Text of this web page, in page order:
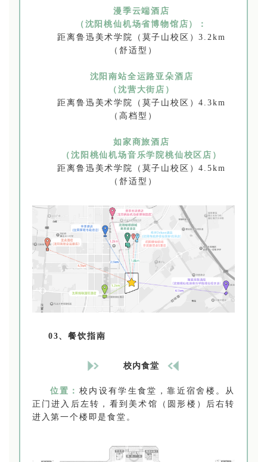
漫季云端酒店
（沈阳桃仙机场省博物馆店）：
距离鲁迅美术学院（莫子山校区）3.2km
（舒适型）
沈阳南站全运路亚朵酒店
（沈营大街店）
距离鲁迅美术学院（莫子山校区）4.3km
（高档型）
如家商旅酒店
（沈阳桃仙机场音乐学院桃仙校区店）
距离鲁迅美术学院（莫子山校区）4.5km
（舒适型）
03、餐饮指南
校内食堂
位置： 校内设有学生食堂，靠近宿舍楼。从
正门进入后左转，看到美术馆（圆形楼）后右转
进入第一个楼即是食堂。